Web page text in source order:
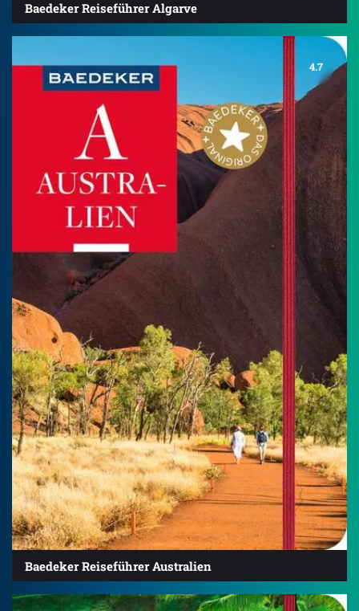
Baedeker Reiseführer Algarve
4.7
Baedeker Reiseführer Australien